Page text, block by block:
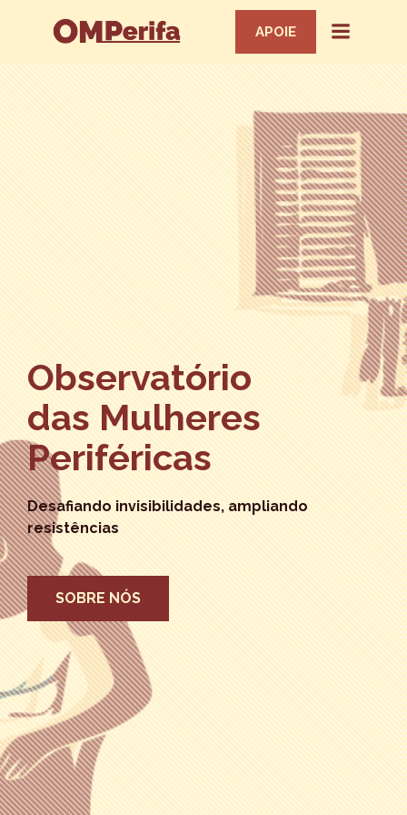
APOIE
Observatório
das Mulheres
Periféricas
Desafiando invisibilidades, ampliando
resistências
SOBRE NÓS